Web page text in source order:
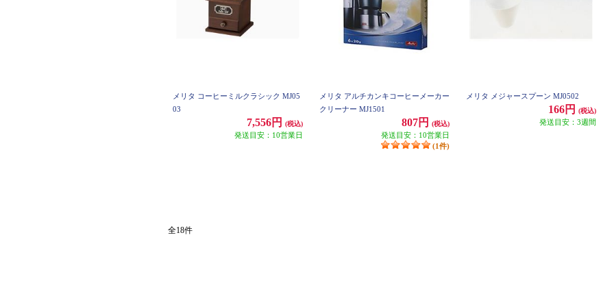
メリタ コーヒーミルクラシック MJ05
03
7,556円 (税込)
発送目安：10営業日
メリタ アルチカンキコーヒーメーカー
クリーナー MJ1501
807円 (税込)
発送目安：10営業日
(1件)
メリタ メジャースプーン MJ0502
166円 (税込)
発送目安：3週間
全18件